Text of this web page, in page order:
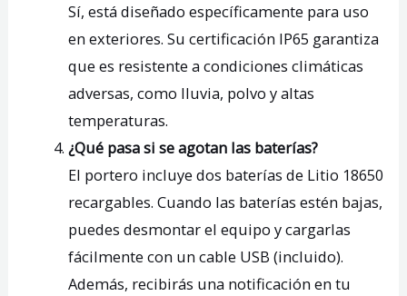
Sí, está diseñado específicamente para uso
en exteriores. Su certificación IP65 garantiza
que es resistente a condiciones climáticas
adversas, como lluvia, polvo y altas
temperaturas.
¿Qué pasa si se agotan las baterías?
El portero incluye dos baterías de Litio 18650
recargables. Cuando las baterías estén bajas,
puedes desmontar el equipo y cargarlas
fácilmente con un cable USB (incluido).
Además, recibirás una notificación en tu